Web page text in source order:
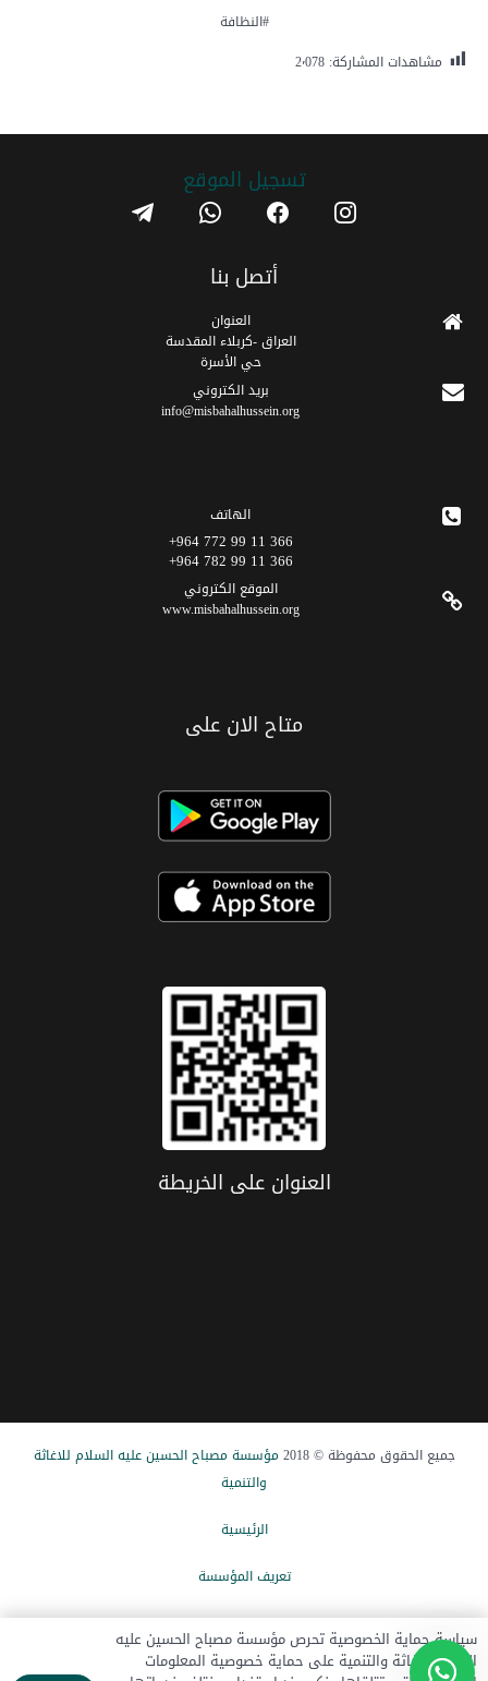
#النظافة
مشاهدات المشاركة: 2٬078
تسجیل الموقع instagram
facebook
whatsapp
telegram
أتصل بنا
العنوان
العراق -كربلاء المقدسة
حي الأسرة
برید الکتروني
info@misbahalhussein.org
الهاتف
366 11 99 772 964+
366 11 99 782 964+
الموقع الکتروني
www.misbahalhussein.org
متاح الان على
العنوان علی الخریطة
جميع الحقوق محفوظة © 2018
مؤسسة مصباح الحسین علیه السلام للاغاثة
والتنمیة
الرئيسیة
تعریف المؤسسة
الاخبار
تبرع الآن
سياسة حماية الخصوصية تحرص مؤسسة مصباح الحسين عليه
السلام للإغاثة والتنمية على حماية خصوصية المعلومات